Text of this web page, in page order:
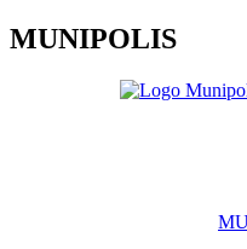
MUNIPOLIS